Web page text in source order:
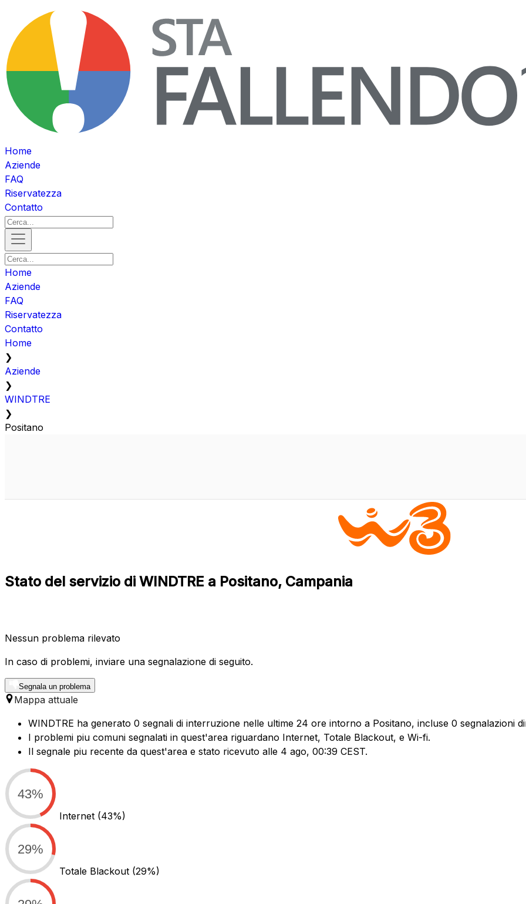
Home
Aziende
FAQ
Riservatezza
Contatto
Home
Aziende
FAQ
Riservatezza
Contatto
Home
❯
Aziende
❯
WINDTRE
❯
Positano
Stato del servizio di WINDTRE a Positano, Campania
Nessun problema rilevato
In caso di problemi, inviare una segnalazione di seguito.
Segnala un problema
Mappa attuale
WINDTRE ha generato 0 segnali di interruzione nelle ultime 24 ore intorno a Positano, incluse 0 segnalazioni
I problemi piu comuni segnalati in quest'area riguardano Internet, Totale Blackout, e Wi-fi.
Il segnale piu recente da quest'area e stato ricevuto alle 4 ago, 00:39 CEST.
43%
Internet (43%)
29%
Totale Blackout (29%)